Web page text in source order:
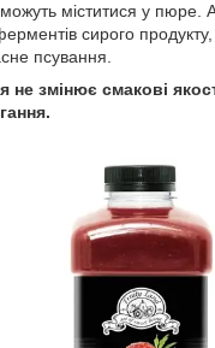
міститися у пюре.
сирого продукту,
псування.
не змінює смакові